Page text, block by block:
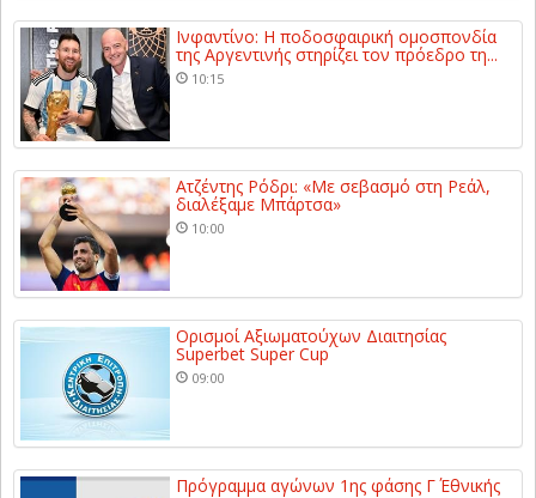
Ινφαντίνο: Η ποδοσφαιρική ομοσπονδία
της Αργεντινής στηρίζει τον πρόεδρο τη...
10:15
Ατζέντης Ρόδρι: «Με σεβασμό στη Ρεάλ,
διαλέξαμε Μπάρτσα»
10:00
Ορισμοί Αξιωματούχων Διαιτησίας
Superbet Super Cup
09:00
Πρόγραμμα αγώνων 1ης φάσης Γ΄ Εθνικής